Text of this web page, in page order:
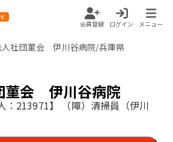
会員登録 ログイン メニュー
人社団菫会 伊川谷病院/兵庫県
菫会 伊川谷病院
：213971】 （障）清掃員（伊川